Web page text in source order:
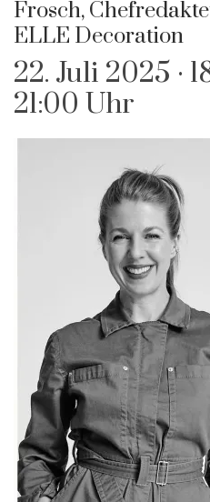
Frosch,
ELLE Decoration
22. Juli 2025 ·
21:00 Uhr